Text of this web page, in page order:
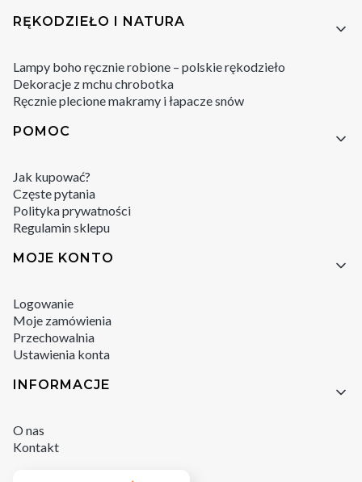
RĘKODZIEŁO I NATURA
Lampy boho ręcznie robione – polskie rękodzieło
Dekoracje z mchu chrobotka
Ręcznie plecione makramy i łapacze snów
POMOC
Jak kupować?
Częste pytania
Polityka prywatności
Regulamin sklepu
MOJE KONTO
Logowanie
Moje zamówienia
Przechowalnia
Ustawienia konta
INFORMACJE
O nas
Kontakt